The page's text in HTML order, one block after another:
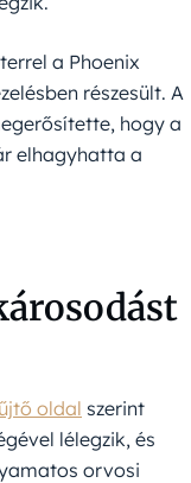
a Phoenix
részesült. A
hogy a
elhagyhatta a
oldal szerint
lélegzik, és
orvosi